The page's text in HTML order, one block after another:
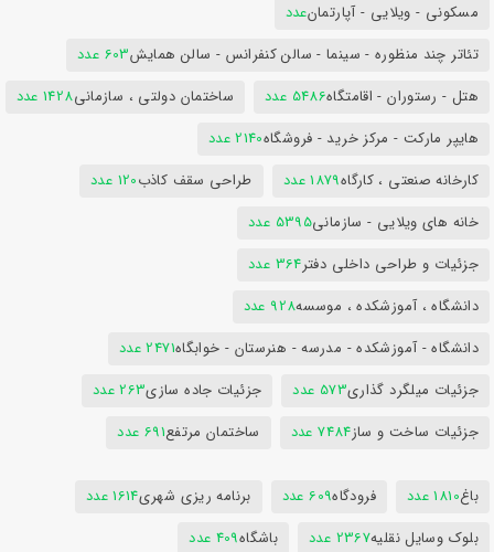
مسکونی - ویلایی - آپارتمانعدد
تئاتر چند منظوره - سینما - سالن کنفرانس - سالن همایش603 عدد
هتل - رستوران - اقامتگاه5486 عدد ساختمان دولتی ، سازمانی1428 عدد
هایپر مارکت - مرکز خرید - فروشگاه2140 عدد
کارخانه صنعتی ، کارگاه1879 عدد طراحی سقف کاذب120 عدد
خانه های ویلایی - سازمانی5395 عدد
جزئیات و طراحی داخلی دفتر364 عدد
دانشگاه ، آموزشکده ، موسسه928 عدد
دانشگاه - آموزشکده - مدرسه - هنرستان - خوابگاه2471 عدد
جزئیات میلگرد گذاری573 عدد جزئیات جاده سازی263 عدد
جزئیات ساخت و ساز7484 عدد ساختمان مرتفع691 عدد
باغ1810 عدد فرودگاه609 عدد برنامه ریزی شهری1614 عدد
بلوک وسایل نقلیه2367 عدد باشگاه409 عدد